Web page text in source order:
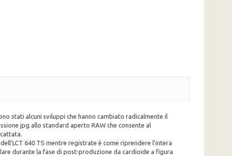
stati alcuni sviluppi che hanno cambiato radicalmente il
jpg allo standard aperto RAW che consente al
640 TS mentre registrate è come riprendere l'intera
durante la fase di post-produzione da cardioide a figura